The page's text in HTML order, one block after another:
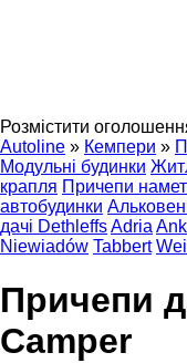
Розмістити
Autoline » Кемпери »
Модульні будинки
крапля Причепи
автобудинки
дачі DethleffsAdria
Niewiadów Tabbert
Причепи
Camper